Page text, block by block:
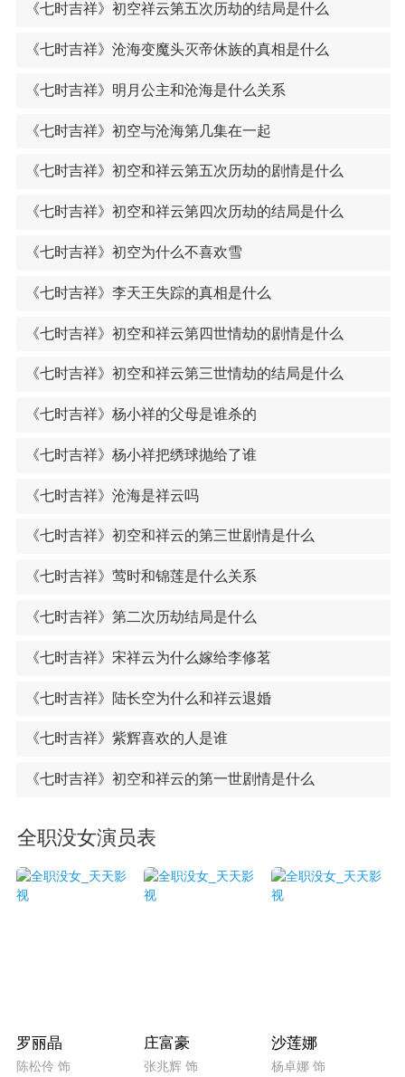
《七时吉祥》初空祥云第五次历劫的结局是什么
《七时吉祥》沧海变魔头灭帝休族的真相是什么
《七时吉祥》明月公主和沧海是什么关系
《七时吉祥》初空与沧海第几集在一起
《七时吉祥》初空和祥云第五次历劫的剧情是什么
《七时吉祥》初空和祥云第四次历劫的结局是什么
《七时吉祥》初空为什么不喜欢雪
《七时吉祥》李天王失踪的真相是什么
《七时吉祥》初空和祥云第四世情劫的剧情是什么
《七时吉祥》初空和祥云第三世情劫的结局是什么
《七时吉祥》杨小祥的父母是谁杀的
《七时吉祥》杨小祥把绣球抛给了谁
《七时吉祥》沧海是祥云吗
《七时吉祥》初空和祥云的第三世剧情是什么
《七时吉祥》莺时和锦莲是什么关系
《七时吉祥》第二次历劫结局是什么
《七时吉祥》宋祥云为什么嫁给李修茗
《七时吉祥》陆长空为什么和祥云退婚
《七时吉祥》紫辉喜欢的人是谁
《七时吉祥》初空和祥云的第一世剧情是什么
全职没女演员表
罗丽晶
陈松伶 饰
庄富豪
张兆辉 饰
沙莲娜
杨卓娜 饰